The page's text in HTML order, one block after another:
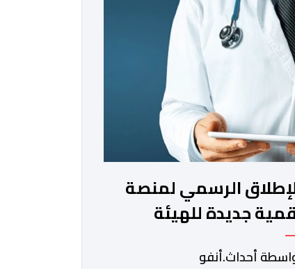
الرسمي لمنصة
جديدة للهيئة
للطبيبات والأطباء
أحداث.أنفو